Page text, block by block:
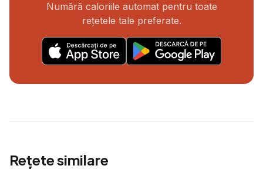
Numără caloriile automat pentru toate
rețetele tale preferate.
Rețete similare